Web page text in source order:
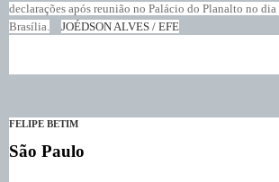
declarações após reunião no Palácio do Planalto no dia
Brasília.
JOÉDSON ALVES / EFE
FELIPE BETIM
São Paulo